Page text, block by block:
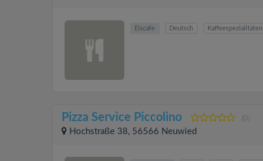
Eiscafe Deutsch Kaffeespezialitäten
Pizza Service Piccolino (0)
Hochstraße 38, 56566 Neuwied